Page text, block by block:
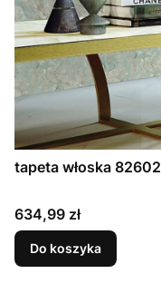
tapeta włoska 82602
Cena
634,99 zł
Do koszyka